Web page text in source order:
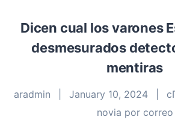
Dicen cual los varones
desmesurados
mentiras
aradmin January 10, 2024
novia por correo